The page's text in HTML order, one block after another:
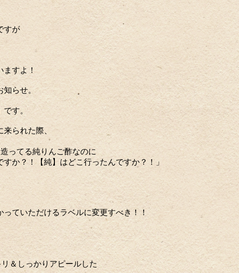
すが
ますよ！
知らせ。
です。
られた際、
ってる純りんご酢なのに
か？！【純】はどこ行ったんですか？！」
ていただけるラベルに変更すべき！！
＆しっかりアピールした